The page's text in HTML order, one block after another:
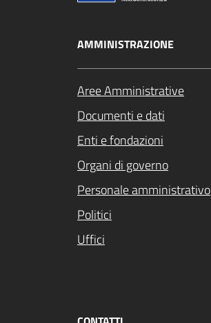
AMMINISTRAZIONE
Aree Amministrative
Documenti e dati
Enti e fondazioni
Organi di governo
Personale amministrativo
Politici
Uffici